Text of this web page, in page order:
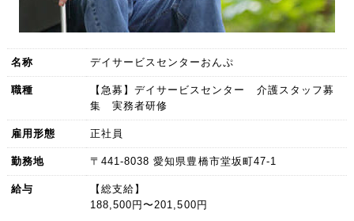
名称 デイサービスセンターおんぷ
職種
【急募】デイサービスセンター 介護スタッフ募
集 実務者研修
雇用形態 正社員
勤務地 〒441-8038 愛知県豊橋市堂坂町47-1
給与
【総支給】
188,500円〜201,500円